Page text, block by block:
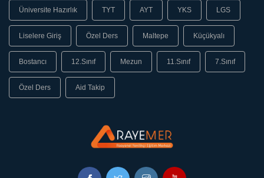
Üniversite Hazırlık TYT AYT YKS LGS
Liselere Giriş Özel Ders Maltepe Küçükyalı
Bostancı 12.Sınıf Mezun 11.Sınıf 7.Sınıf
Özel Ders Aid Takip